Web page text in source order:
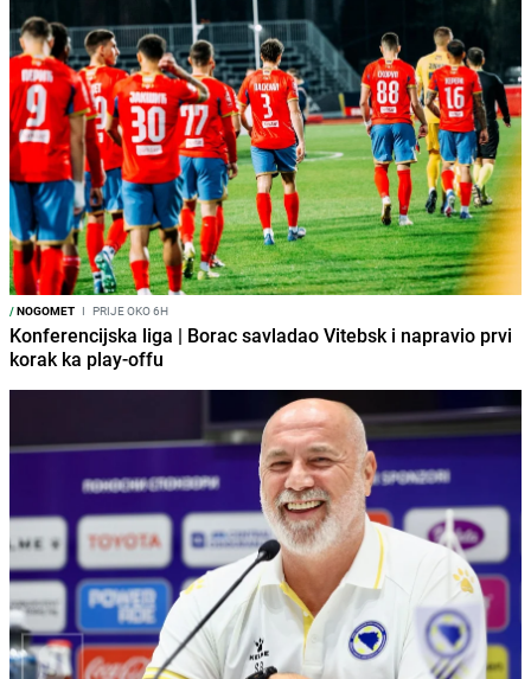
/NOGOMET I PRIJE OKO 6H
Konferencijska liga | Borac savladao Vitebsk i napravio prvi
korak ka play-offu